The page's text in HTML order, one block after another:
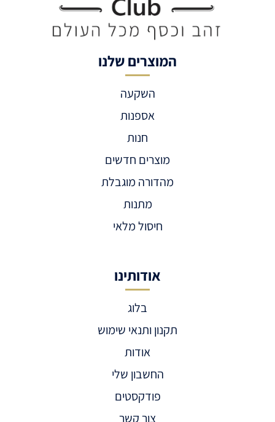
המוצרים שלנו
השקעה
אספנות
חנות
מוצרים חדשים
מהדורה מוגבלת
מתנות
חיסול מלאי
אודותינו
בלוג
תקנון ותנאי שימוש
אודות
החשבון שלי
פודקסטים
צור קשר